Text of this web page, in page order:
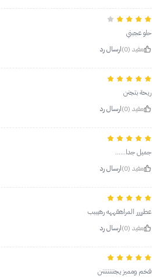
حلو عجبني
مفيد (0)
ارسال رد
ريحة بتجنن
مفيد (0)
ارسال رد
جميل جدا......
مفيد (0)
ارسال رد
عطرررر المراهقههه رهيببب
مفيد (0)
ارسال رد
فخم ومميز يجنننننننن